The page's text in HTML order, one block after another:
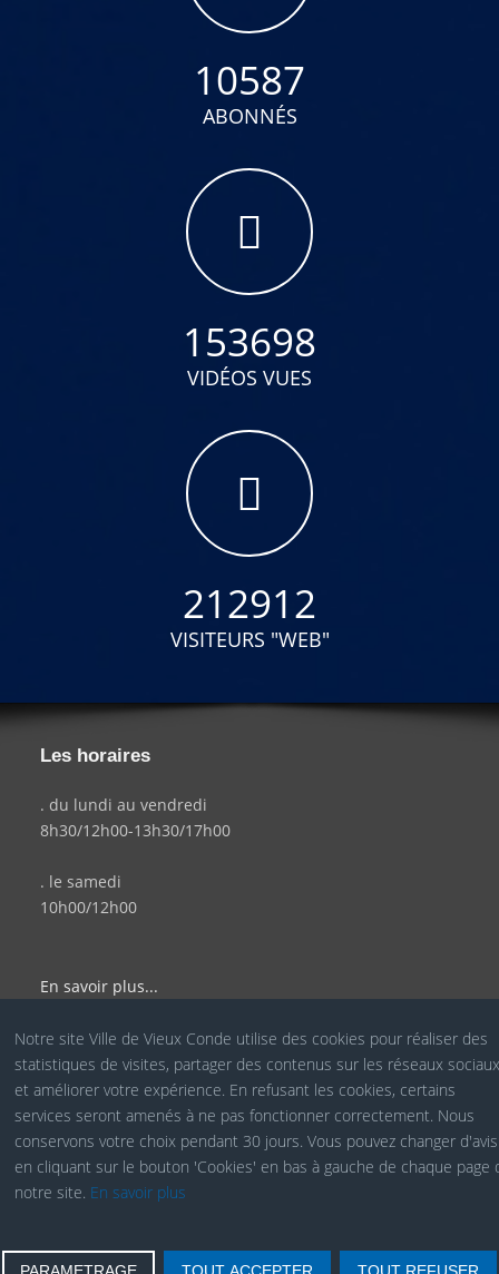
10587
ABONNÉS
153698
VIDÉOS VUES
212912
VISITEURS "WEB"
Les horaires
. du lundi au vendredi
8h30/12h00-13h30/17h00
. le samedi
10h00/12h00
En savoir plus...
© Site Officiel de la Ville de Vieux Condé - Réalisé par le
Service COM
Notre site Ville de Vieux Conde utilise des cookies pour réaliser des
statistiques de visites, partager des contenus sur les réseaux
et améliorer votre expérience. En refusant les cookies, certains
services seront amenés à ne pas fonctionner correctement. Nous
conservons votre choix pendant 30 jours. Vous pouvez changer d'avis
en cliquant sur le bouton 'Cookies' en bas à gauche de chaque page
notre site. En savoir plus